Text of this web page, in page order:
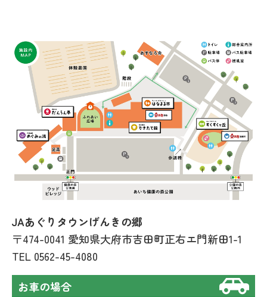
JAあぐりタウンげんきの郷
〒474-0041 愛知県大府市吉田町正右エ門新田1-1
TEL 0562-45-4080
お車の場合